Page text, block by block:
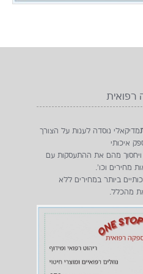
רפואית
מדיקאלי נוסדה לענות על הצורך
איכותי
מהם את ההתעסקות עם
מחירים וכו'.
ביותר במחירים ללא
מהכלל.